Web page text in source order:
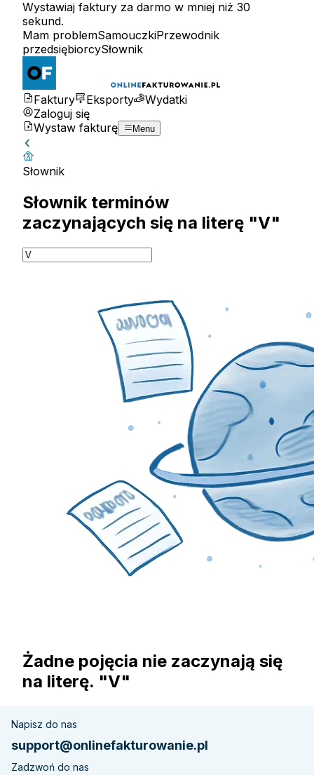
Wystawiaj faktury za darmo w mniej niż 30
sekund.
Mam problemSamouczkiPrzewodnik
przedsiębiorcySłownik
Faktury Eksporty
Wydatki
Zaloguj się
Wystaw fakturę
Menu
Słownik
Słownik terminów
zaczynających się na literę "V"
Żadne pojęcia nie zaczynają się
na literę. "V"
Napisz do nas
support@onlinefakturowanie.pl
Zadzwoń do nas